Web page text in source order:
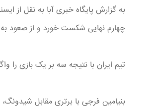
به گزارش پایگاه خبری آبا به نقل از
چهارم نهایی شکست خورد و از صعود به
تیم ایران با نتیجه سه بر یک بازی را
بنیامین فرجی با برتری مقابل